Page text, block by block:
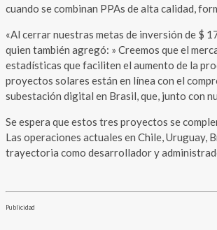
cuando se combinan PPAs de alta calidad,
«Al cerrar nuestras metas de inversión de $
quien también agregó: » Creemos que el
estadísticas que faciliten el aumento de la
proyectos solares están en línea con el
subestación digital en Brasil, que, junto con
Se espera que estos tres proyectos se
Las operaciones actuales en Chile,
trayectoria como desarrollador y
Publicidad